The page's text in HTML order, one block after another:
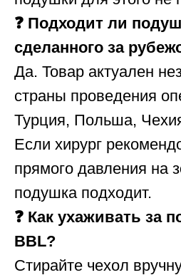
❓ Подходит ли
сделанного за
Да. Товар актуален
страны проведения
Турция, Польша,
Если хирург
прямого давления на
подушка подходит.
❓ Как ухаживать за
BBL?
Стирайте чехол